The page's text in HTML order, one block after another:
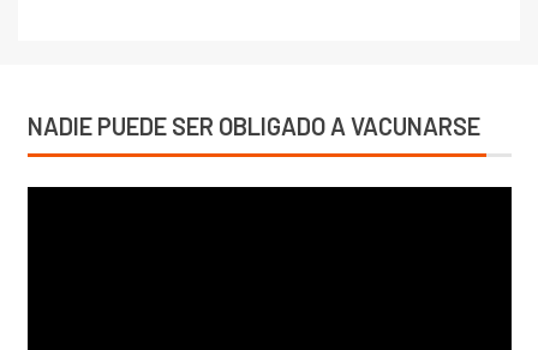
NADIE PUEDE SER OBLIGADO A VACUNARSE